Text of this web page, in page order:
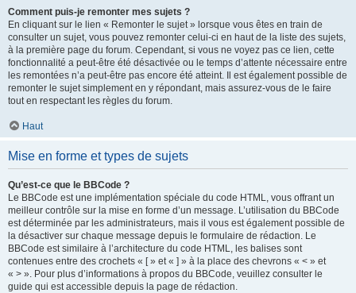
Comment puis-je remonter mes sujets ?
En cliquant sur le lien « Remonter le sujet » lorsque vous êtes en train de
consulter un sujet, vous pouvez remonter celui-ci en haut de la liste des sujets,
à la première page du forum. Cependant, si vous ne voyez pas ce lien, cette
fonctionnalité a peut-être été désactivée ou le temps d’attente nécessaire entre
les remontées n’a peut-être pas encore été atteint. Il est également possible de
remonter le sujet simplement en y répondant, mais assurez-vous de le faire
tout en respectant les règles du forum.
Haut
Mise en forme et types de sujets
Qu’est-ce que le BBCode ?
Le BBCode est une implémentation spéciale du code HTML, vous offrant un
meilleur contrôle sur la mise en forme d’un message. L’utilisation du BBCode
est déterminée par les administrateurs, mais il vous est également possible de
la désactiver sur chaque message depuis le formulaire de rédaction. Le
BBCode est similaire à l’architecture du code HTML, les balises sont
contenues entre des crochets « [ » et « ] » à la place des chevrons « < » et
« > ». Pour plus d’informations à propos du BBCode, veuillez consulter le
guide qui est accessible depuis la page de rédaction.